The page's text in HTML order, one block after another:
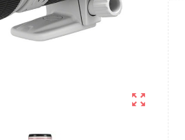
zoom_out_map